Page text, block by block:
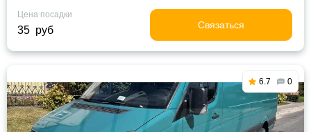
Цена посадки
35 руб Связаться
6.7 0